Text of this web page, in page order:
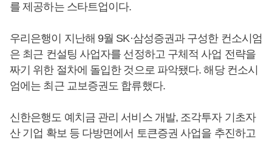
를 제공하는 스타트업이다.
우리은행이 지난해 9월 SK·삼성증권과 구성한 컨소시엄
은 최근 컨설팅 사업자를 선정하고 구체적 사업 전략을
짜기 위한 절차에 돌입한 것으로 파악됐다. 해당 컨소시
엄에는 최근 교보증권도 합류했다.
신한은행도 예치금 관리 서비스 개발, 조각투자 기초자
산 기업 확보 등 다방면에서 토큰증권 사업을 추진하고